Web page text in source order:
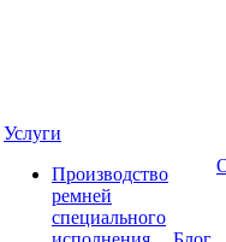
Услуги
Производство
ремней
специального